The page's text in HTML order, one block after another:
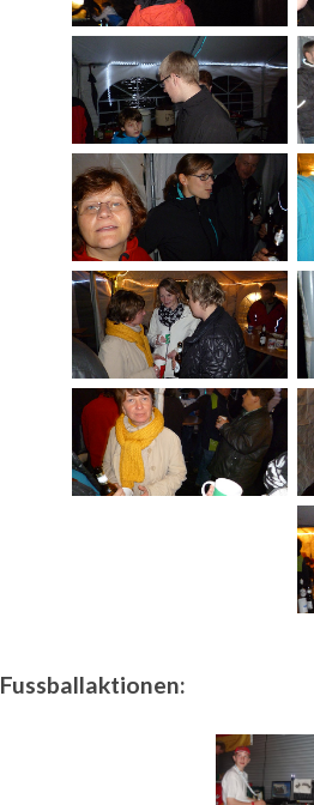
Fussballaktionen: